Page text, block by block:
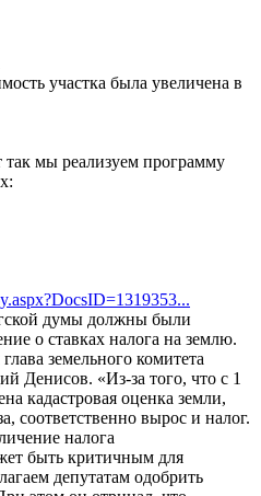
участка была увеличена в
мы реализуем программу
думы должны были
о ставках налога на землю.
земельного комитета
Денисов. «Из-за того, что с 1
кадастровая оценка земли,
соответственно вырос и налог.
налога
быть критичным для
депутатам одобрить